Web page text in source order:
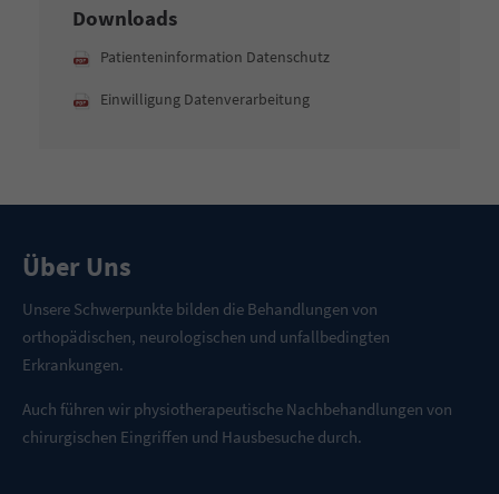
Downloads
Patienteninformation Datenschutz
Einwilligung Datenverarbeitung
Über Uns
Unsere Schwerpunkte bilden die Behandlungen von
orthopädischen, neurologischen und unfallbedingten
Erkrankungen.
Auch führen wir physiotherapeutische Nachbehandlungen von
chirurgischen Eingriffen und Hausbesuche durch.